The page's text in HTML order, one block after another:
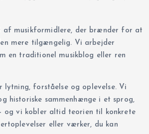
af musikformidlere, der brænder for at
mere tilgængelig. Vi arbejder
en traditionel musikblog eller ren
lytning, forståelse og oplevelse. Vi
historiske sammenhænge i et sprog,
vi kobler altid teorien til konkrete
eller værker, du kan